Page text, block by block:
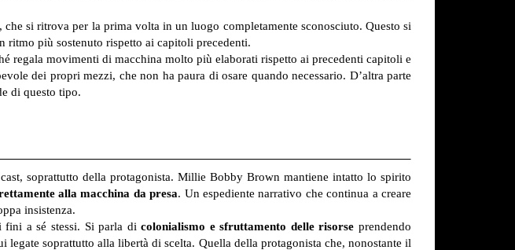
si ritrova per la prima volta in un luogo completamente sconosciuto. Questo si
ritmo più sostenuto rispetto ai capitoli precedenti.
regala movimenti di macchina molto più elaborati rispetto ai precedenti capitoli e
dei propri mezzi, che non ha paura di osare quando necessario. D’altra parte
di questo tipo.
soprattutto della protagonista. Millie Bobby Brown mantiene intatto lo spirito
alla macchina da presa. Un espediente narrativo che continua a creare
insistenza.
fini a sé stessi. Si parla dicolonialismo e sfruttamento delle risorse prendendo
soprattutto alla libertà di scelta. Quella della protagonista che, nonostante il